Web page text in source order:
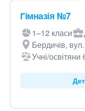
Гімназія №7
1–12 класи
Бердичів,
Учні/освітяни